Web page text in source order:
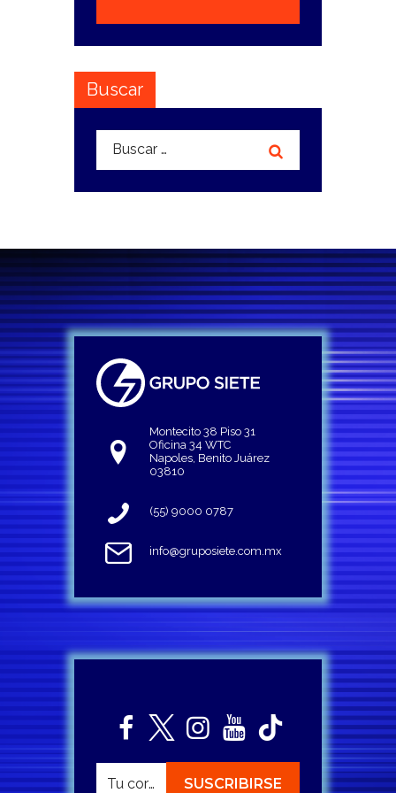
Buscar
Buscar:
Montecito 38 Piso 31
Oficina 34 WTC
Napoles, Benito Juárez
03810
(55) 9000 0787
info@gruposiete.com.mx